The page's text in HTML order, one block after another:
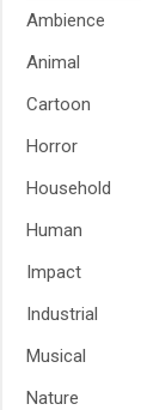
Ambience
Animal
Cartoon
Horror
Household
Human
Impact
Industrial
Musical
Nature